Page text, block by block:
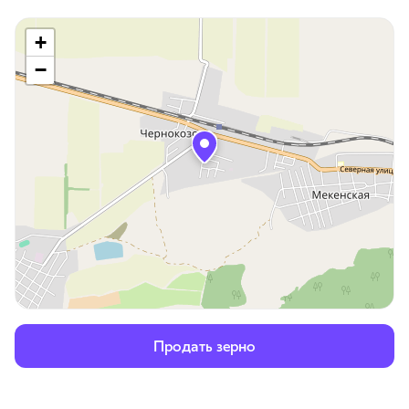
+
−
Продать зерно